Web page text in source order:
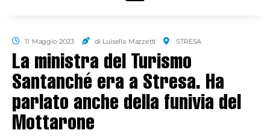
11 Maggio 2023 di Luisella Mazzetti STRESA
La ministra del Turismo
Santanché era a Stresa. Ha
parlato anche della funivia del
Mottarone